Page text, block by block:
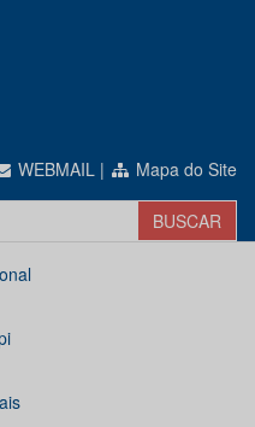
WEBMAIL | Mapa do Site